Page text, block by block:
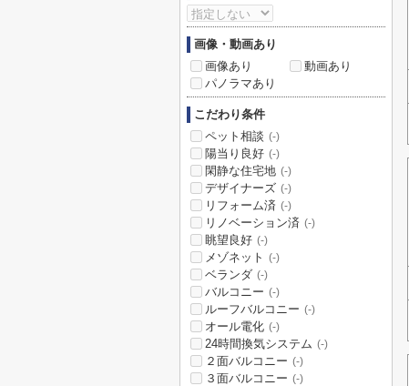
画像・動画あり
画像あり
動画あり
パノラマあり
こだわり条件
ペット相談 (-)
陽当り良好 (-)
閑静な住宅地 (-)
デザイナーズ (-)
リフォーム済 (-)
リノベーション済 (-)
眺望良好 (-)
メゾネット (-)
ベランダ (-)
バルコニー (-)
ルーフバルコニー (-)
オール電化 (-)
24時間換気システム (-)
２面バルコニー (-)
３面バルコニー (-)